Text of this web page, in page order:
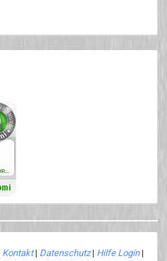
Kontakt| Datenschutz| Hilfe Login|